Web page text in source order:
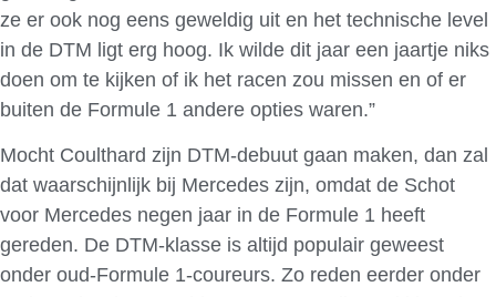
ze er ook nog eens geweldig uit en het technische level
in de DTM ligt erg hoog. Ik wilde dit jaar een jaartje niks
doen om te kijken of ik het racen zou missen en of er
buiten de Formule 1 andere opties waren.”
Mocht Coulthard zijn DTM-debuut gaan maken, dan zal
dat waarschijnlijk bij Mercedes zijn, omdat de Schot
voor Mercedes negen jaar in de Formule 1 heeft
gereden. De DTM-klasse is altijd populair geweest
onder oud-Formule 1-coureurs. Zo reden eerder onder